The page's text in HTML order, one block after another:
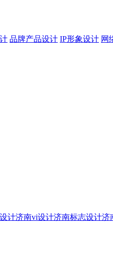
品牌产品设计 IP形象设计 网
计济南vi设计济南标志设计济